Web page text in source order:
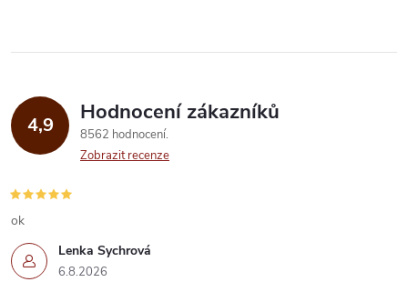
v
k
y
v
ý
n
4,9 Hodnocení zákazníků
8562 hodnocení
Zobrazit recenze
Lenka Sychrová
6.8.2026
ok